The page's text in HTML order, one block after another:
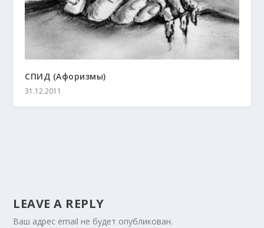
СПИД (Афоризмы)
31.12.2011
LEAVE A REPLY
Ваш адрес email не будет опубликован.